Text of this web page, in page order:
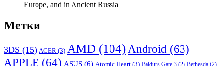
Europe, and in Ancient Russia
Метки
3DS (15) ACER (3) AMD (104) Android (63)
APPLE (64) ASUS (6) Atomic Heart (3) Baldurs Gate 3 (2) Bethesda (2)